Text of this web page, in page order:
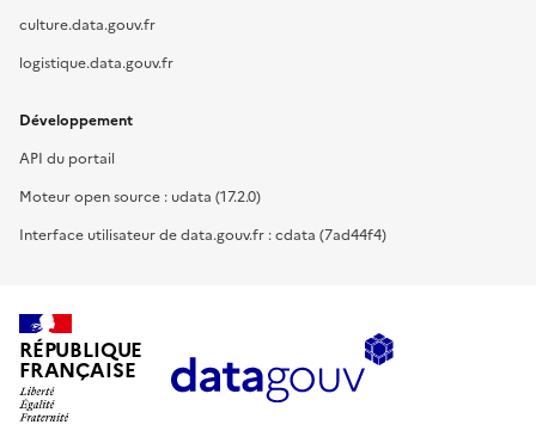
culture.data.gouv.fr
logistique.data.gouv.fr
Développement
API du portail
Moteur open source : udata (17.2.0)
Interface utilisateur de data.gouv.fr : cdata (7ad44f4)
RÉPUBLIQUE
FRANÇAISE